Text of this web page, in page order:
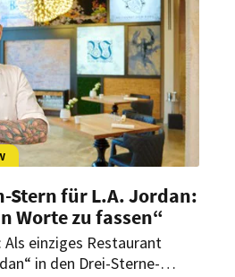
als Genussdestination.
Stern für L.A. Jordan:
Worte zu fassen“
einziges Restaurant
in den Drei-Sterne-